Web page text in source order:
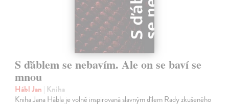
S ďáblem se nebavím. Ale on se baví se
mnou
Hábl Jan | Kniha
Kniha Jana Hábla je volně inspirovaná slavným dílem Rady zkušeného